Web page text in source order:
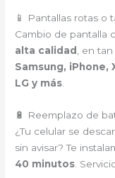
📱 Pantallas rotas o
Cambio de pantalla
alta calidad
, en
Samsung, iPhone,
LG y más
🔋 Reemplazo de
¿Tu celular se
sin avisar? Te
40 minutos .